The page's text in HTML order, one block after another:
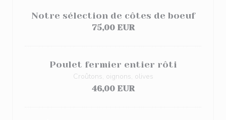
Notre sélection de côtes de boeuf
75,00 EUR
Poulet fermier entier rôti
Croûtons, oignons, olives
46,00 EUR